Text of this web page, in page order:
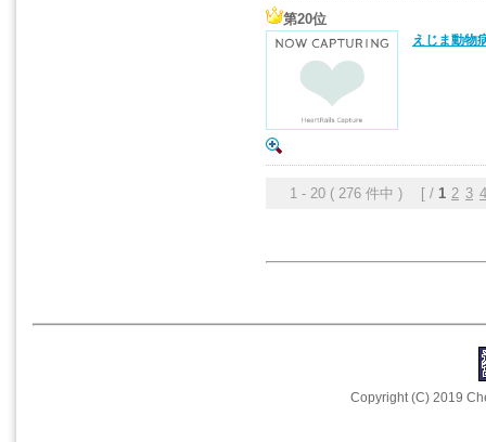
第20位
えじま動物
1 - 20 ( 276 件中 ) [ / 1 2 3 4
Copyright (C) 2019